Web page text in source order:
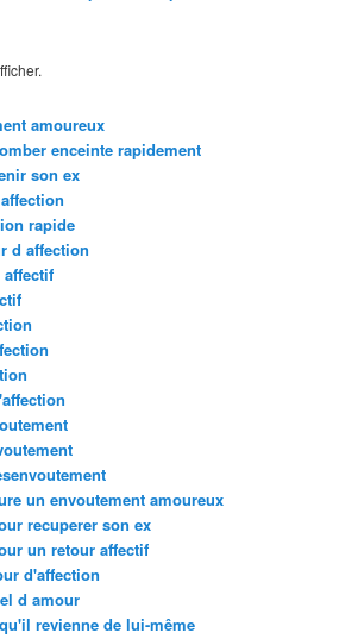
amoureux
enceinte rapidement
son ex
rapide
d affection
un envoutement amoureux
recuperer son ex
un retour affectif
d'affection
d amour
revienne de lui-même